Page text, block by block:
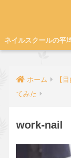
ネイルスクールの平
ホーム
【
てみた
work-nail